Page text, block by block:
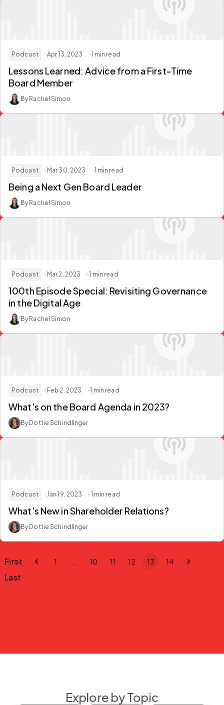
Podcast · Apr 13, 2023 · 1 min read
Lessons Learned: Advice from a First-Time
Board Member
By Rachel Simon
Podcast · Mar 30, 2023 · 1 min read
Being a Next Gen Board Leader
By Rachel Simon
Podcast · Mar 2, 2023 · 1 min read
100th Episode Special: Revisiting Governance
in the Digital Age
By Rachel Simon
Podcast · Feb 2, 2023 · 1 min read
What's on the Board Agenda in 2023?
By Dottie Schindlinger
Podcast · Jan 19, 2023 · 1 min read
What's New in Shareholder Relations?
By Dottie Schindlinger
First 1 10 11 12 13 14
Last
Explore by Topic